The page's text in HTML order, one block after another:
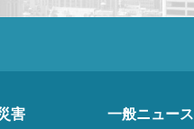
害 一般ニュース